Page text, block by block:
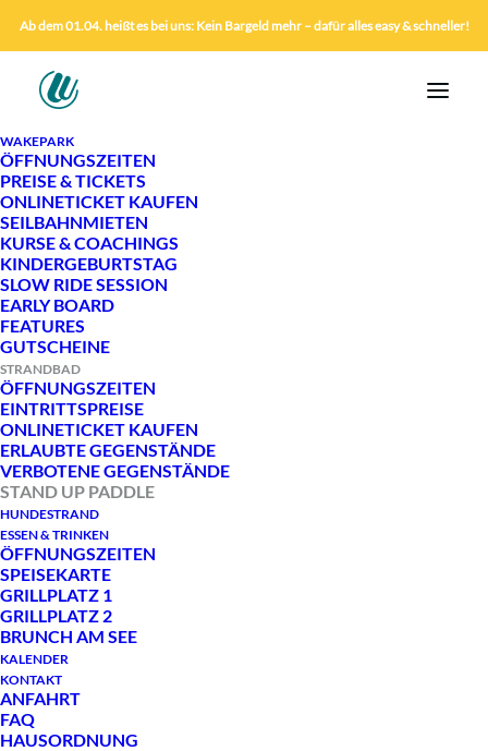
Ab dem 01.04. heißt es bei uns: Kein Bargeld mehr – dafür alles easy & schneller!
WAKEPARK
ÖFFNUNGSZEITEN
PREISE & TICKETS
ONLINETICKET KAUFEN
SEILBAHNMIETEN
KURSE & COACHINGS
KINDERGEBURTSTAG
SLOW RIDE SESSION
EARLY BOARD
FEATURES
GUTSCHEINE
STRANDBAD
ÖFFNUNGSZEITEN
EINTRITTSPREISE
ONLINETICKET KAUFEN
ERLAUBTE GEGENSTÄNDE
VERBOTENE GEGENSTÄNDE
STAND UP PADDLE
HUNDESTRAND
ESSEN & TRINKEN
ÖFFNUNGSZEITEN
SPEISEKARTE
GRILLPLATZ 1
GRILLPLATZ 2
BRUNCH AM SEE
KALENDER
KONTAKT
ANFAHRT
FAQ
HAUSORDNUNG
STAND UP PADDLE
SUP (Stand Up Paddling) ist eine der
angesagtesten Trendsportarten der letzten
Jahre. Auf den speziellen Surfbrettern fällt es
leicht das Gleichgewicht zu halten und du
benötigst nur wenig Muskelkraft, um stehend